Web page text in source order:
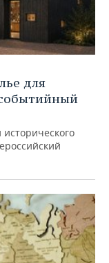
для